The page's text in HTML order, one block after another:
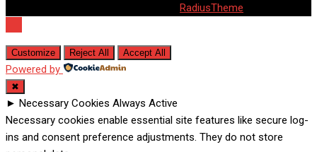
RadiusTheme
Customize Reject All Accept All
Powered by
✖
► Necessary Cookies Always Active
Necessary cookies enable essential site features like secure log-
ins and consent preference adjustments. They do not store